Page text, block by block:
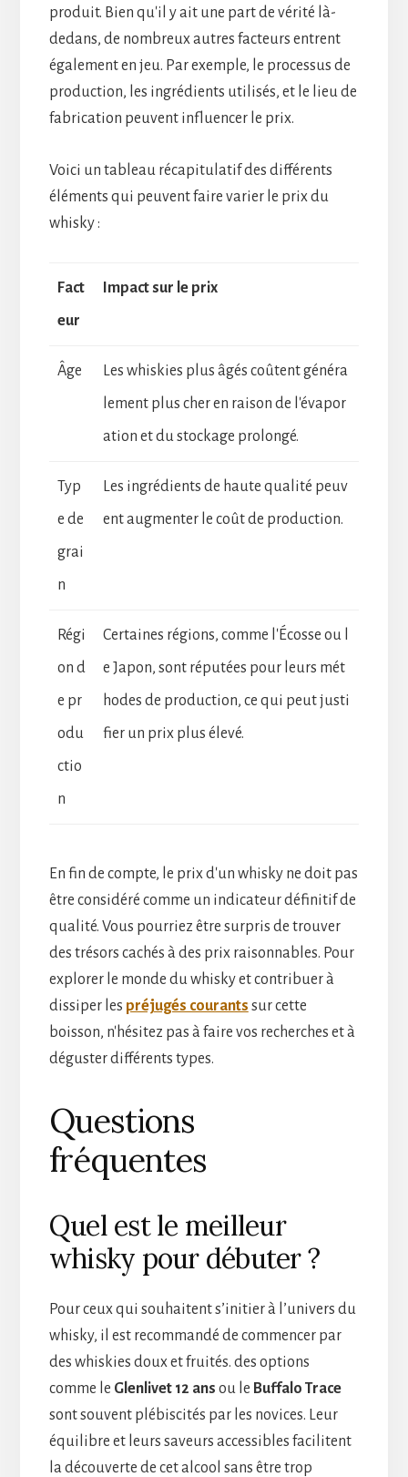
produit. Bien qu'il y ait une part de vérité là-
dedans, de nombreux autres facteurs entrent
également en jeu. Par exemple, le processus de
production, les ingrédients utilisés, et le lieu de
fabrication peuvent influencer le prix.
Voici un tableau récapitulatif des différents
éléments qui peuvent faire varier le prix du
whisky :
Fact
eur
Impact sur le prix
Âge
Les whiskies plus âgés coûtent généra
lement plus cher en raison de l'évapor
ation et du stockage prolongé.
Typ
e de
grai
n
Les ingrédients de haute qualité peuv
ent augmenter le coût de production.
Régi
on d
e pr
odu
ctio
n
Certaines régions, comme l'Écosse ou l
e Japon, sont réputées pour leurs mét
hodes de production, ce qui peut justi
fier un prix plus élevé.
En fin de compte, le prix d'un whisky ne doit pas
être considéré comme un indicateur définitif de
qualité. Vous pourriez être surpris de trouver
des trésors cachés à des prix raisonnables. Pour
explorer le monde du whisky et contribuer à
dissiper les préjugés courants sur cette
boisson, n'hésitez pas à faire vos recherches et à
déguster différents types.
Questions
fréquentes
Quel est le meilleur
whisky pour débuter ?
Pour ceux qui souhaitent s’initier à l’univers du
whisky, il est recommandé de commencer par
des whiskies doux et fruités. des options
comme le Glenlivet 12 ans ou le Buffalo Trace
sont souvent plébiscités par les novices. Leur
équilibre et leurs saveurs accessibles facilitent
la découverte de cet alcool sans être trop